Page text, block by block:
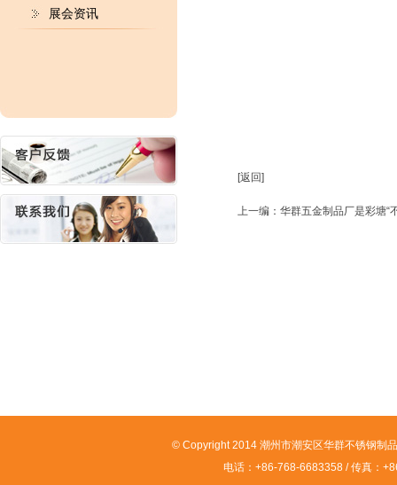
展会资讯
[返回]
上一编：华群五金制品厂是彩塘“
© Copyright 2014 潮州市潮安区华群不锈钢制
电话：+86-768-6683358 / 传真：